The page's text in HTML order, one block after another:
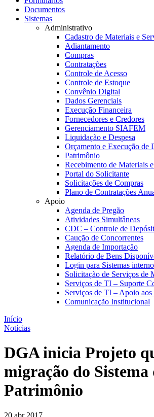
Documentos
Sistemas
Administrativo
Cadastro de Materiais e
Adiantamento
Compras
Contratações
Controle de Acesso
Controle de Estoque
Convênio Digital
Dados Gerenciais
Execução Financeira
Fornecedores e Credores
Gerenciamento SIAFEM
Liquidação e Despesa
Orçamento e Execução de
Patrimônio
Recebimento de Materiais
Portal do Solicitante
Solicitações de Compras
Plano de Contratações
Apoio
Agenda de Pregão
Atividades Simultâneas
CDC – Controle de
Caução de Concorrentes
Agenda de Importação
Relatório de Bens
Login para Sistemas
Solicitação de Serviços de
Serviços de TI – Suporte
Serviços de TI – Apoio aos
Comunicação Institucional
Início
Notícias
DGA inicia Projeto
migração do Sistema
Patrimônio
20 abr 2017